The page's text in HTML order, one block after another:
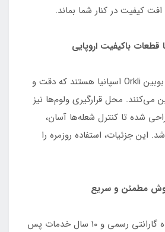
کیفیت در کنار شما بماند.
شیرهای گاز مجهز به بوبین Orkli اسپانیا هستند که دقت و
می‌کنند. محل قرارگیری ولوم‌ها نیز
شده تا کنترل شعله‌ها آسان،
این جزئیات، استفاده روزمره را
این محصول با ۲۴ ماه گارانتی رسمی و ۱۰ سال خدمات پس